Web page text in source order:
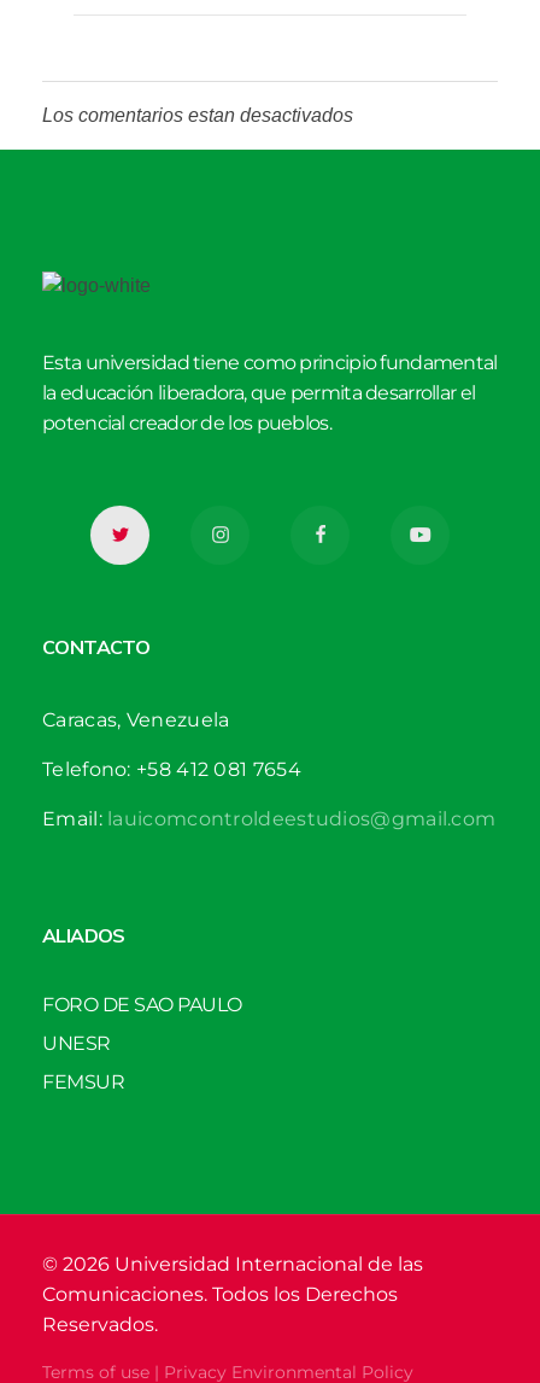
Los comentarios estan desactivados
Esta universidad tiene como principio fundamental
la educación liberadora, que permita desarrollar el
potencial creador de los pueblos.
CONTACTO
Caracas, Venezuela
Telefono: +58 412 081 7654
Email:lauicomcontroldeestudios@gmail.com
ALIADOS
FORO DE SAO PAULO
UNESR
FEMSUR
© 2026 Universidad Internacional de las
Comunicaciones. Todos los Derechos
Reservados.
Terms of use | Privacy Environmental Policy